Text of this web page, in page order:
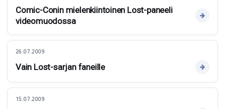
Comic-Conin mielenkiintoinen Lost-paneeli
videomuodossa
26.07.2009
Vain Lost-sarjan faneille
15.07.2009